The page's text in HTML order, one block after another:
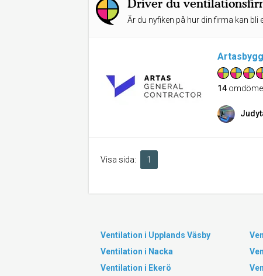
Driver du
Är du nyfiken på hur din firma kan bli
14
Visa sida: 1
Ventilation i Upplands Väsby
Ventilation i Nacka
Ventilation i Ekerö